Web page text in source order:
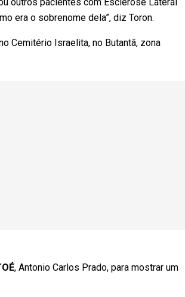
era o sobrenome dela”, diz Toron.
Cemitério Israelita, no Butantã, zona
, Antonio Carlos Prado, para mostrar um